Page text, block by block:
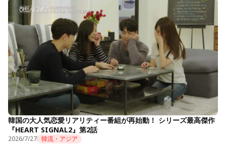
韓国の大人気恋愛リアリティー番組が再始動！ シリーズ最高傑作
『HEART SIGNAL2』第2話
2026/7/27 韓流・アジア